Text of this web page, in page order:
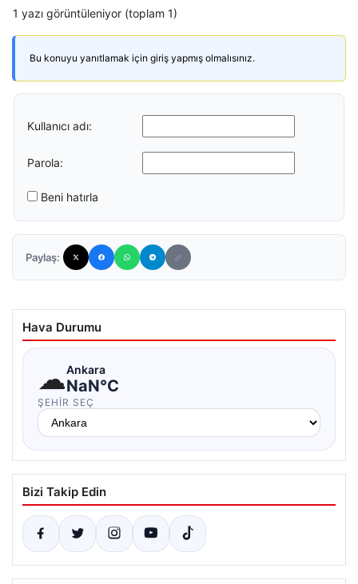
1 yazı görüntüleniyor (toplam 1)
Bu konuyu yanıtlamak için giriş yapmış olmalısınız.
Kullanıcı adı:
Parola:
Beni hatırla
Paylaş:
Hava Durumu
☁Ankara
NaN°C
ŞEHIR SEÇ
Bizi Takip Edin